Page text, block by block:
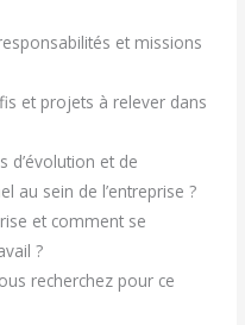
et missions
et projets à relever dans
d’évolution et de
au sein de l’entreprise ?
et comment se
?
recherchez pour ce